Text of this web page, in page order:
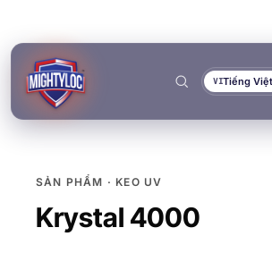
VITiếng Việt
Tìm kiếm
SẢN PHẨM · KEO UV
Krystal 4000